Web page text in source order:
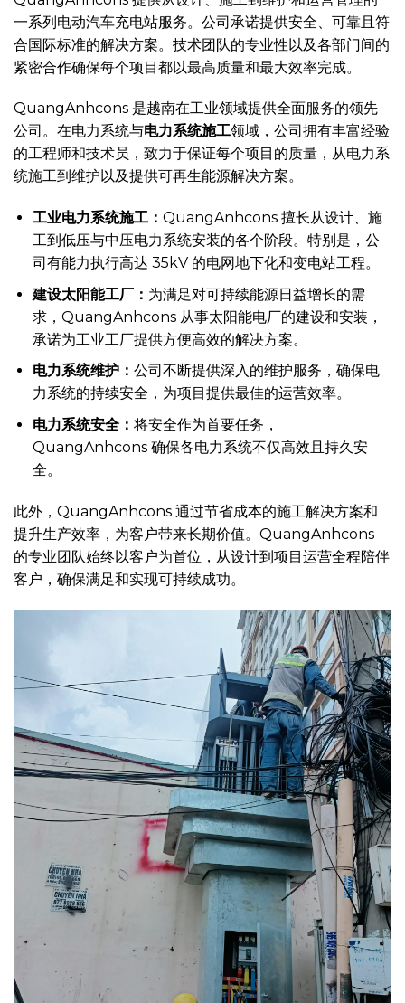
一系列电动汽车充电站服务。公司承诺提供安全、可靠且符
合国际标准的解决方案。技术团队的专业性以及各部门间的
紧密合作确保每个项目都以最高质量和最大效率完成。
QuangAnhcons 是越南在工业领域提供全面服务的领先
公司。在电力系统与电力系统施工领域，公司拥有丰富经验
的工程师和技术员，致力于保证每个项目的质量，从电力系
统施工到维护以及提供可再生能源解决方案。
工业电力系统施工： QuangAnhcons 擅长从设计、施
工到低压与中压电力系统安装的各个阶段。特别是，公
司有能力执行高达 35kV 的电网地下化和变电站工程。
建设太阳能工厂： 为满足对可持续能源日益增长的需
求，QuangAnhcons 从事太阳能电厂的建设和安装，
承诺为工业工厂提供方便高效的解决方案。
电力系统维护： 公司不断提供深入的维护服务，确保电
力系统的持续安全，为项目提供最佳的运营效率。
电力系统安全： 将安全作为首要任务，
QuangAnhcons 确保各电力系统不仅高效且持久安
全。
此外，QuangAnhcons 通过节省成本的施工解决方案和
提升生产效率，为客户带来长期价值。QuangAnhcons
的专业团队始终以客户为首位，从设计到项目运营全程陪伴
客户，确保满足和实现可持续成功。